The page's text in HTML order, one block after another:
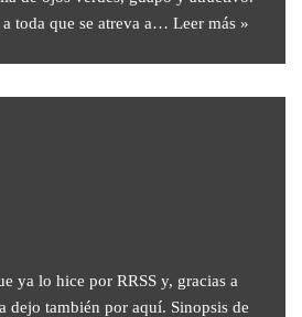
toda que se atreva a… Leer más »
ya lo hice por RRSS y, gracias a
dejo también por aquí. Sinopsis de